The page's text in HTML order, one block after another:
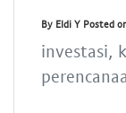
By Eldi Y Posted
investasi,